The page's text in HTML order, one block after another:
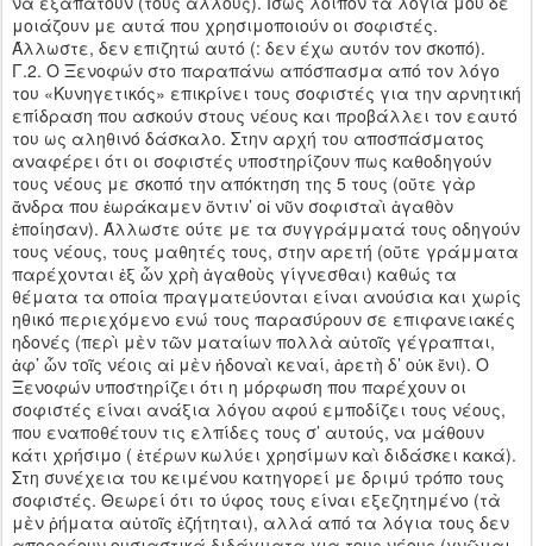
μοιάζουν με αυτά που χρησιμοποιούν οι σοφιστές.
Άλλωστε, δεν επιζητώ αυτό (: δεν έχω αυτόν τον σκοπό).
Γ.2. Ο Ξενοφών στο παραπάνω απόσπασμα από τον λόγο
του «Κυνηγετικός» επικρίνει τους σοφιστές για την αρνητική
επίδραση που ασκούν στους νέους και προβάλλει τον εαυτό
του ως αληθινό δάσκαλο. Στην αρχή του αποσπάσματος
αναφέρει ότι οι σοφιστές υποστηρίζουν πως καθοδηγούν
τους νέους με σκοπό την απόκτηση της 5 τους (οὔτε γὰρ
ἄνδρα που ἑωράκαμεν ὅντιν’ οἱ νῦν σοφισταὶ ἀγαθὸν
ἐποίησαν). Άλλωστε ούτε με τα συγγράμματά τους οδηγούν
τους νέους, τους μαθητές τους, στην αρετή (οὔτε γράμματα
παρέχονται ἐξ ὧν χρὴ ἀγαθοὺς γίγνεσθαι) καθώς τα
θέματα τα οποία πραγματεύονται είναι ανούσια και χωρίς
ηθικό περιεχόμενο ενώ τους παρασύρουν σε επιφανειακές
ηδονές (περὶ μὲν τῶν ματαίων πολλὰ αὐτοῖς γέγραπται,
ἀφ’ ὧν τοῖς νέοις αἱ μὲν ἡδοναὶ κεναί, ἀρετὴ δ’ οὐκ ἔνι). Ο
Ξενοφών υποστηρίζει ότι η μόρφωση που παρέχουν οι
σοφιστές είναι ανάξια λόγου αφού εμποδίζει τους νέους,
που εναποθέτουν τις ελπίδες τους σ’ αυτούς, να μάθουν
κάτι χρήσιμο ( ἑτέρων κωλύει χρησίμων καὶ διδάσκει κακά).
Στη συνέχεια του κειμένου κατηγορεί με δριμύ τρόπο τους
σοφιστές. Θεωρεί ότι το ύφος τους είναι εξεζητημένο (τὰ
μὲν ῥήματα αὐτοῖς ἐζήτηται), αλλά από τα λόγια τους δεν